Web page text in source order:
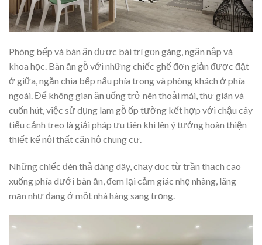
Phòng bếp và bàn ăn được bài trí gọn gàng, ngăn nắp và
khoa học. Bàn ăn gỗ với những chiếc ghế đơn giản được đặt
ở giữa, ngăn chia bếp nấu phía trong và phòng khách ở phía
ngoài. Để không gian ăn uống trở nên thoải mái, thư giãn và
cuốn hút, việc sử dụng lam gỗ ốp tường kết hợp với chậu cây
tiểu cảnh treo là giải pháp ưu tiên khi lên ý tưởng hoàn thiện
thiết kế nội thất căn hộ chung cư.
Những chiếc đèn thả dáng dây, chạy dọc từ trần thạch cao
xuống phía dưới bàn ăn, đem lại cảm giác nhẹ nhàng, lãng
mạn như đang ở một nhà hàng sang trọng.